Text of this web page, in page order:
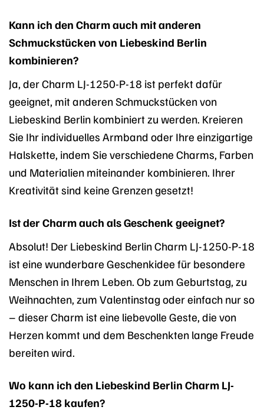
Kann ich den Charm auch mit anderen
Schmuckstücken von Liebeskind Berlin
kombinieren?
Ja, der Charm LJ-1250-P-18 ist perfekt dafür
geeignet, mit anderen Schmuckstücken von
Liebeskind Berlin kombiniert zu werden. Kreieren
Sie Ihr individuelles Armband oder Ihre einzigartige
Halskette, indem Sie verschiedene Charms, Farben
und Materialien miteinander kombinieren. Ihrer
Kreativität sind keine Grenzen gesetzt!
Ist der Charm auch als Geschenk geeignet?
Absolut! Der Liebeskind Berlin Charm LJ-1250-P-18
ist eine wunderbare Geschenkidee für besondere
Menschen in Ihrem Leben. Ob zum Geburtstag, zu
Weihnachten, zum Valentinstag oder einfach nur so
– dieser Charm ist eine liebevolle Geste, die von
Herzen kommt und dem Beschenkten lange Freude
bereiten wird.
Wo kann ich den Liebeskind Berlin Charm LJ-
1250-P-18 kaufen?